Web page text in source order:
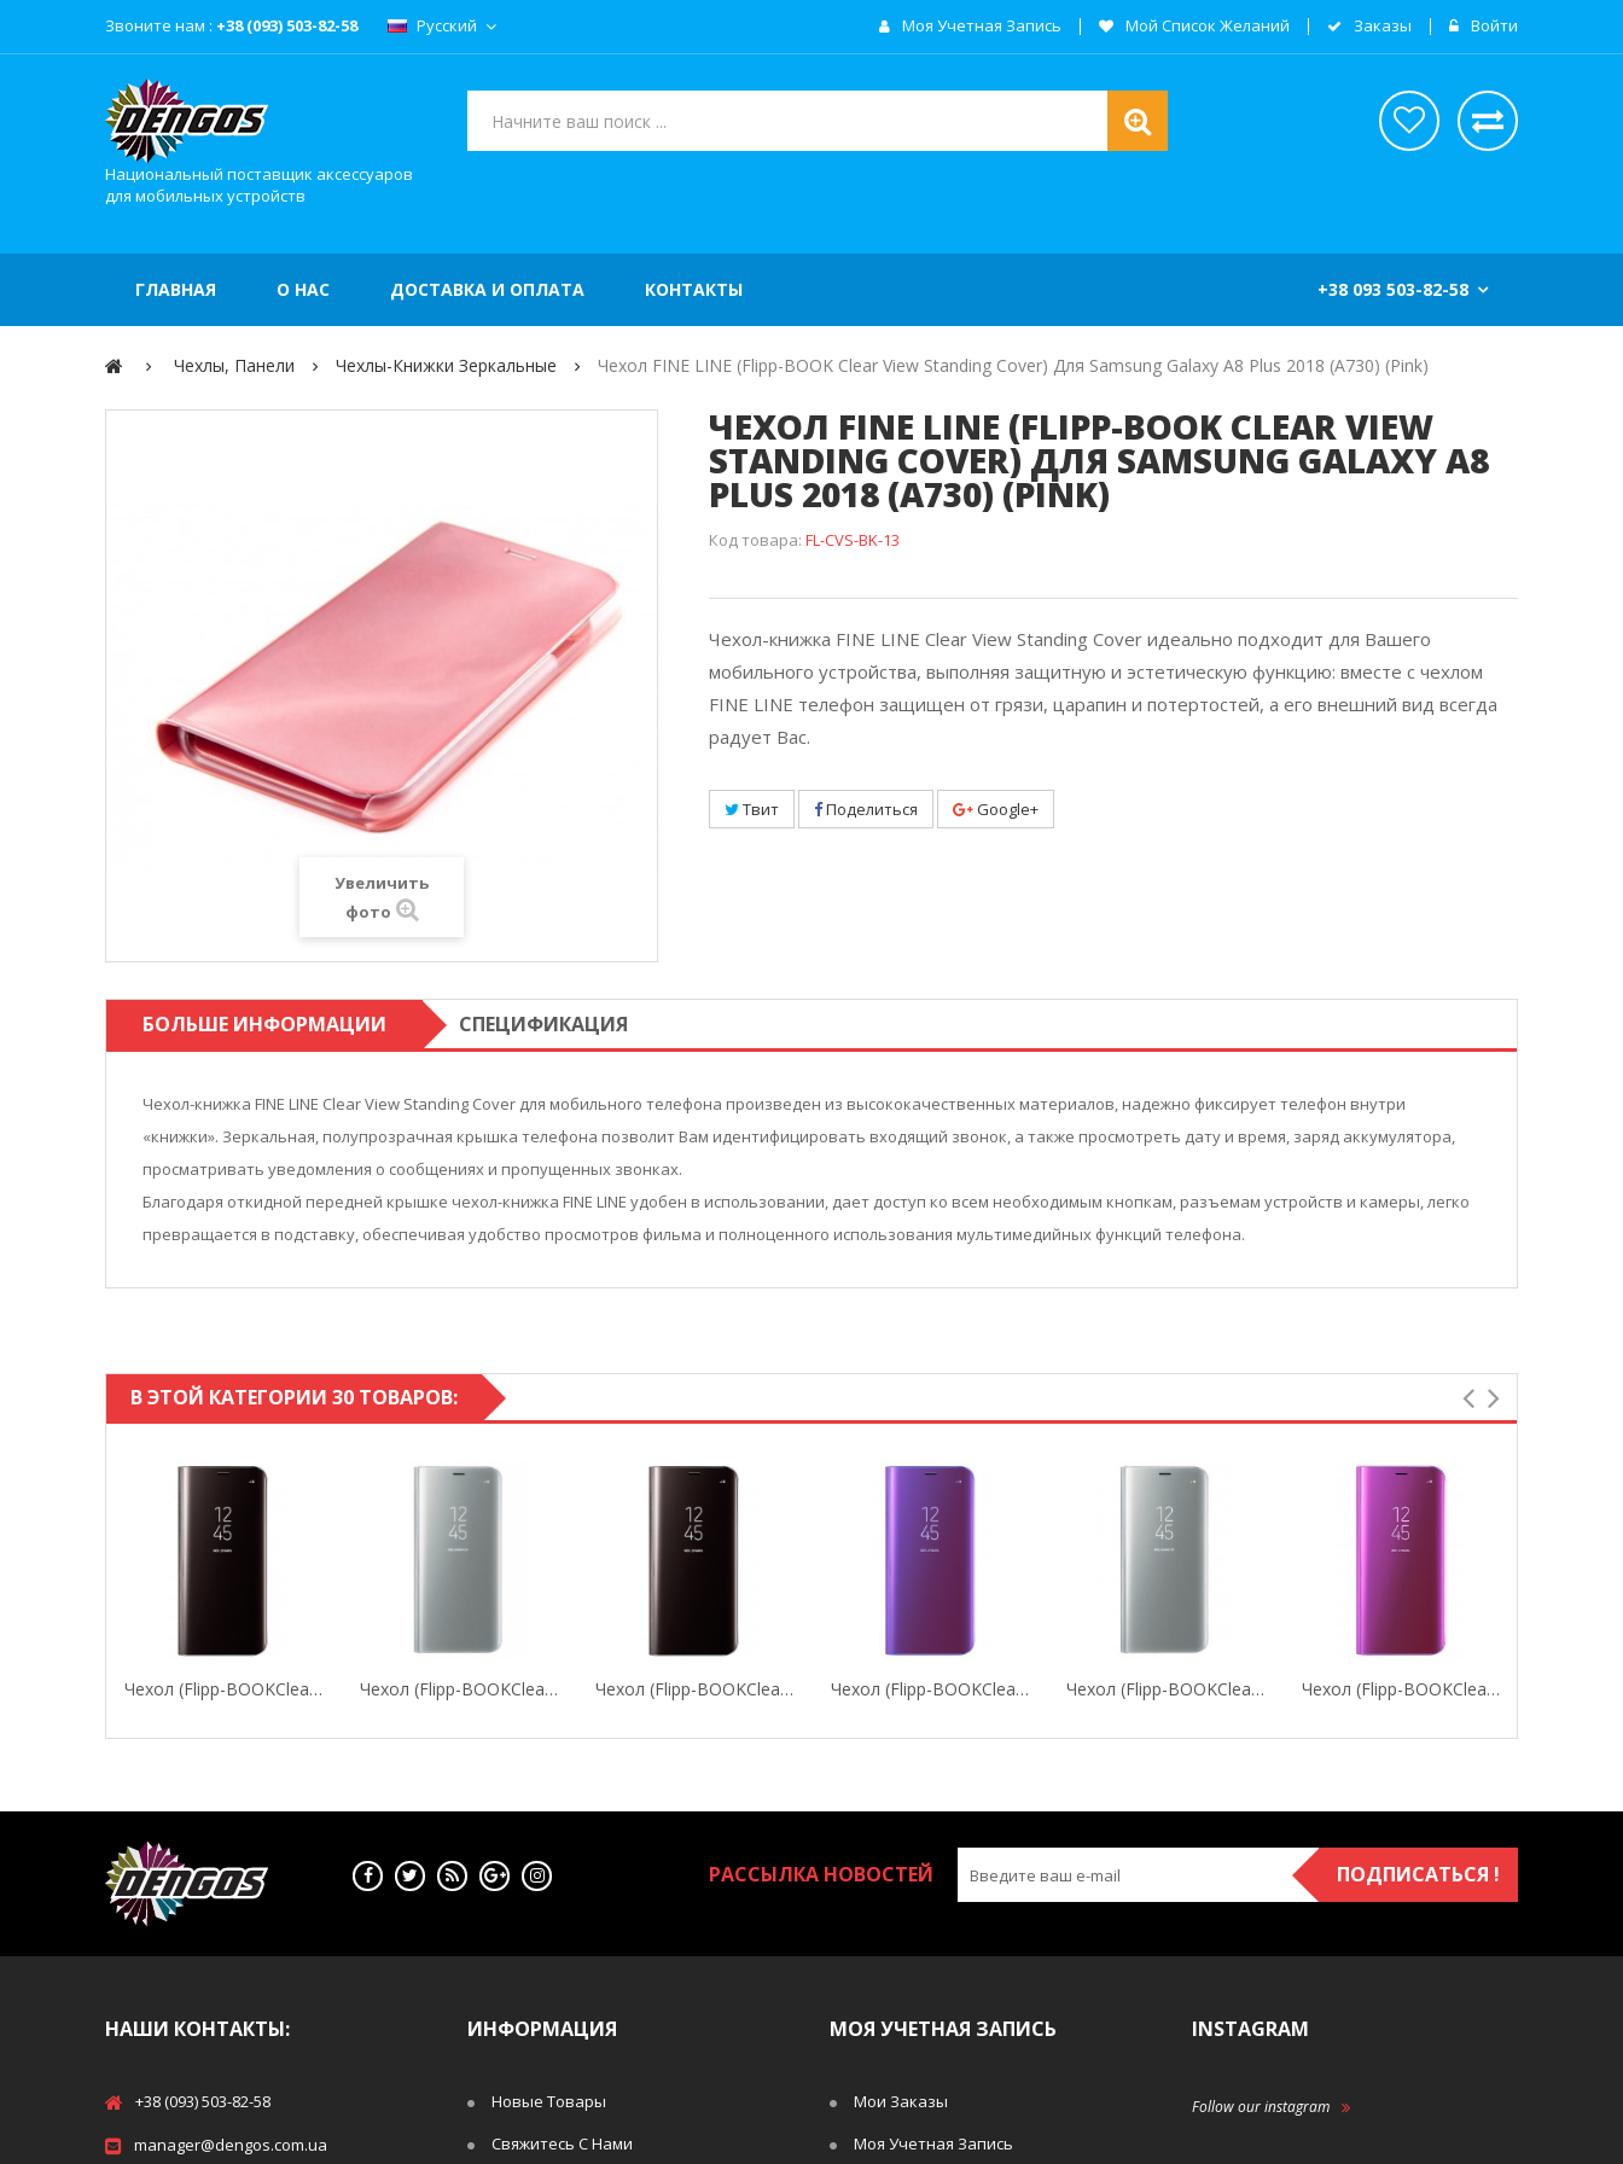
Звоните нам : +38 (093) 503-82-58 Моя Учетная Запись Мой Список Желаний Заказы Войти
Русский
Национальный поставщик аксессуаров
для мобильных устройств
ГЛАВНАЯ О НАС ДОСТАВКА И ОПЛАТА КОНТАКТЫ +38 093 503-82-58
Чехлы, Панели Чехлы-Книжки Зеркальные Чехол FINE LINE (flipp-BOOK Clear View Standing Cover) Для Samsung Galaxy А8 Plus 2018 (А730) (pink)
Увеличить
фото
ЧЕХОЛ FINE LINE (FLIPP-BOOK CLEAR VIEW
STANDING COVER) ДЛЯ SAMSUNG GALAXY А8
PLUS 2018 (А730) (PINK)
Код товара: FL-CVS-BK-13
Чехол-книжка FINE LINE Clear View Standing Cover идеально подходит для Вашего
мобильного устройства, выполняя защитную и эстетическую функцию: вместе с чехлом
FINE LINE телефон защищен от грязи, царапин и потертостей, а его внешний вид всегда
радует Вас.
Твит Поделиться Google+
БОЛЬШЕ ИНФОРМАЦИИ СПЕЦИФИКАЦИЯ
Чехол-книжка FINE LINE Clear View Standing Cover для мобильного телефона произведен из высококачественных материалов, надежно фиксирует телефон внутри
«книжки». Зеркальная, полупрозрачная крышка телефона позволит Вам идентифицировать входящий звонок, а также просмотреть дату и время, заряд аккумулятора,
просматривать уведомления о сообщениях и пропущенных звонках.
Благодаря откидной передней крышке чехол-книжка FINE LINE удобен в использовании, дает доступ ко всем необходимым кнопкам, разъемам устройств и камеры, легко
превращается в подставку, обеспечивая удобство просмотров фильма и полноценного использования мультимедийных функций телефона.
В ЭТОЙ КАТЕГОРИИ 30 ТОВАРОВ:
Чехол (flipp-BOOKClear View Standing Cover) Для... Чехол (flipp-BOOKClear View Standing Cover) Для... Чехол (flipp-BOOKClear View Standing Cover) Для... Чехол (flipp-BOOKClear View Standing Cover) Для... Чехол (flipp-BOOKClear View Standing Cover) Для... Чехол (flipp-BOOKClear View Standing Cover) Для...
РАССЫЛКА НОВОСТЕЙ ПОДПИСАТЬСЯ !
НАШИ КОНТАКТЫ:
+38 (093) 503-82-58
manager@dengos.com.ua
ИНФОРМАЦИЯ
Новые Товары
Свяжитесь С Нами
МОЯ УЧЕТНАЯ ЗАПИСЬ
Мои Заказы
Моя Учетная Запись
INSTAGRAM
Follow our instagram